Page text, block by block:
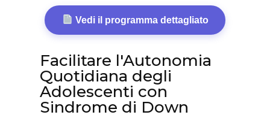
Vedi il programma dettagliato
Facilitare l'Autonomia
Quotidiana degli
Adolescenti con
Sindrome di Down